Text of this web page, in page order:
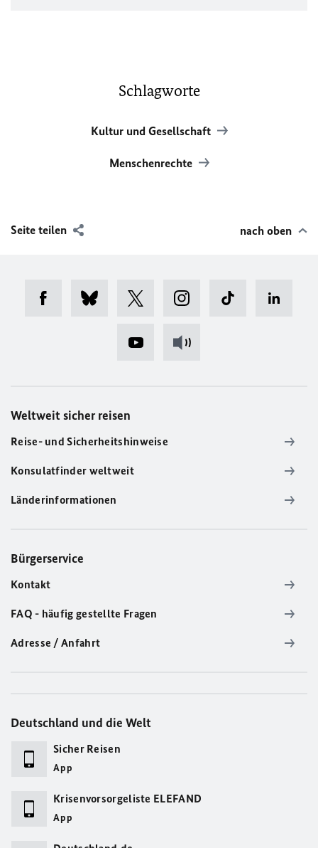
Schlagworte
Kultur und Gesellschaft
Menschenrechte
Seite teilen nach oben
Weltweit sicher reisen
Reise- und Sicherheitshinweise
Konsulatfinder weltweit
Länderinformationen
Bürgerservice
Kontakt
FAQ - häufig gestellte Fragen
Adresse / Anfahrt
Deutschland und die Welt
Sicher Reisen
App
Krisenvorsorgeliste ELEFAND
App